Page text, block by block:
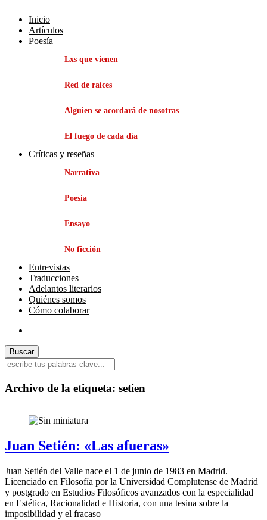
Inicio
Artículos
Poesía
Lxs que vienen
Red de raíces
Alguien se acordará de nosotras
El fuego de cada día
Críticas y reseñas
Narrativa
Poesía
Ensayo
No ficción
Entrevistas
Traducciones
Adelantos literarios
Quiénes somos
Cómo colaborar
Archivo de la etiqueta: setien
Juan Setién: «Las afueras»
Juan Setién del Valle nace el 1 de junio de 1983 en Madrid.
Licenciado en Filosofía por la Universidad Complutense de Madrid
y postgrado en Estudios Filosóficos avanzados con la especialidad
en Estética, Racionalidad e Historia, con una tesina sobre la
imposibilidad y el fracaso